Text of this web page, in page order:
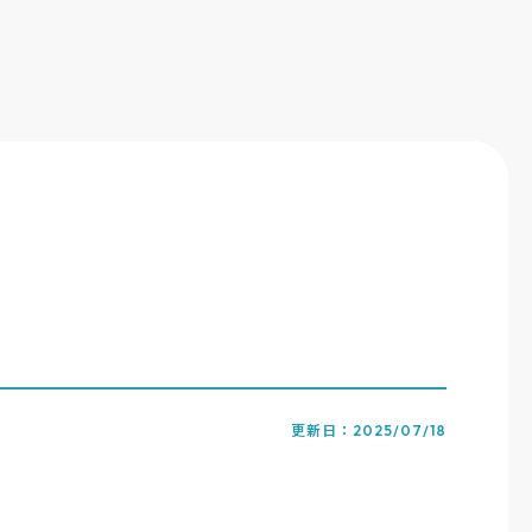
更新日： 2025/07/18